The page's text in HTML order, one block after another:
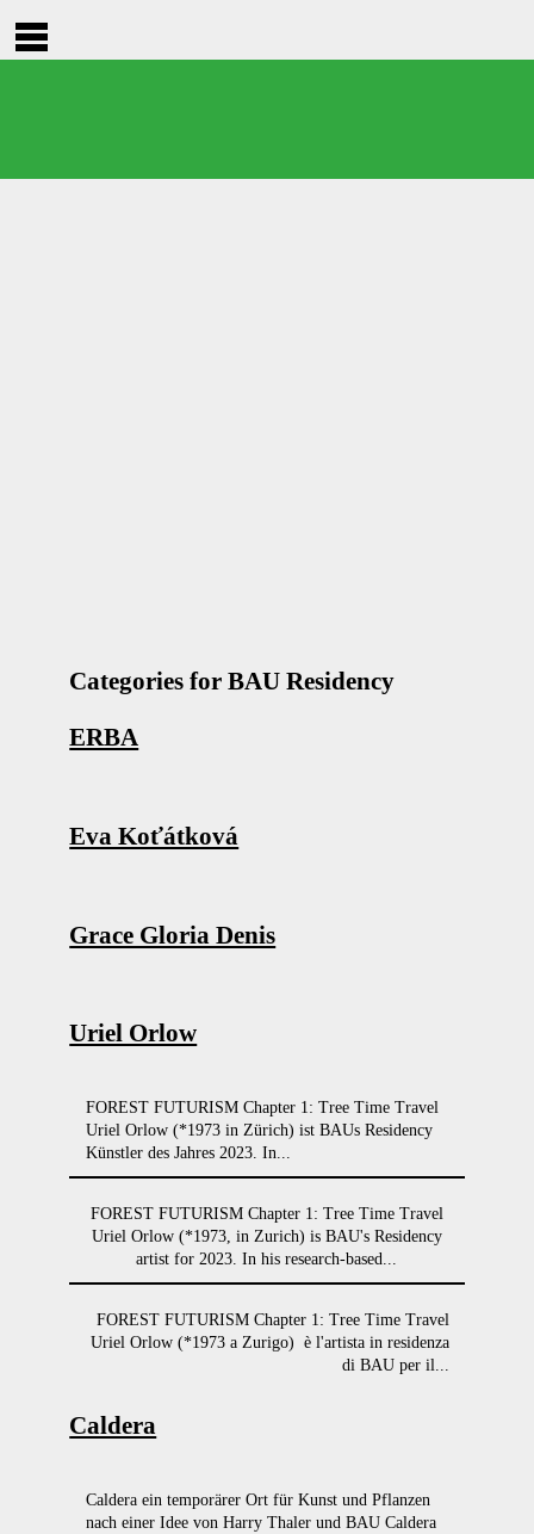
Categories for BAU Residency
ERBA
Eva Koťátková
Grace Gloria Denis
Uriel Orlow
FOREST FUTURISM Chapter 1: Tree Time Travel
Uriel Orlow (*1973 in Zürich) ist BAUs Residency
Künstler des Jahres 2023. In...
FOREST FUTURISM Chapter 1: Tree Time Travel
Uriel Orlow (*1973, in Zurich) is BAU's Residency
artist for 2023. In his research-based...
FOREST FUTURISM Chapter 1: Tree Time Travel
Uriel Orlow (*1973 a Zurigo) è l'artista in residenza
di BAU per il...
Caldera
Caldera ein temporärer Ort für Kunst und Pflanzen
nach einer Idee von Harry Thaler und BAU Caldera